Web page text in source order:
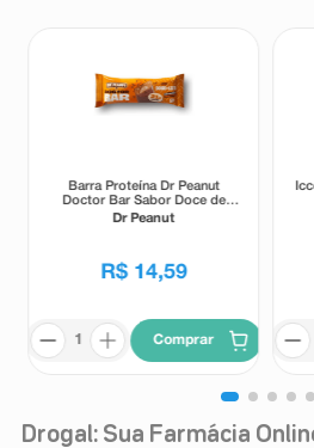
Barra Proteína Dr Peanut
Doctor Bar Sabor Doce de
Leite 62g
Dr Peanut
R$ 14,59
Comprar
Drogal: Sua Farmácia